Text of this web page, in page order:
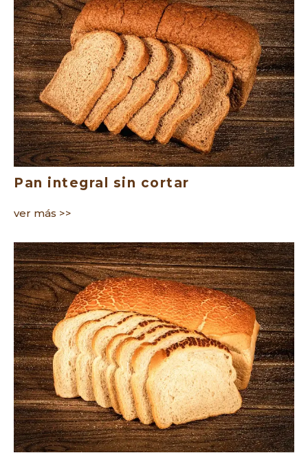
Pan integral sin cortar
ver más >>